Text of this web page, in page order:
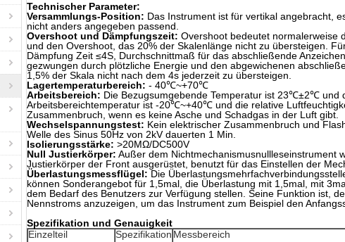
Technischer Parameter:
Versammlungs-Position: Das Instrument ist für vertikal angebracht,
nicht anders angegeben passend.
Overshoot und Dämpfungszeit: Overshoot bedeutet normalerweise
und den Overshoot, das 20% der Skalenlänge nicht zu übersteigen.
Dämpfung Zeit ≤4S, Durchschnittmaß für das abschließende
gezwungen durch plötzliche Energie und den abgewichenen
1,5% der Skala nicht nach dem 4s jederzeit zu übersteigen.
Lagertemperaturbereich: - 40℃~+70℃
Arbeitsbereich: Die Bezugsumgebende Temperatur ist 23℃±2℃ und
Arbeitsbereichtemperatur ist -20℃~+40℃ und die relative
Zusammenbruch, wenn es keine Asche und Schadgas in der Luft gibt.
Wechselspannungstest: Kein elektrischer Zusammenbruch und
Welle des Sinus 50Hz von 2kV dauerten 1 Min.
Isolierungsstärke: >20MΩ/DC500V
Null Justierkörper: Außer dem Nichtmechanismusnullleseinstrument
Justierkörper der Front ausgerüstet, benutzt für das Einstellen der
Überlastungsmessflügel: Die
können Sonderangebot für 1,5mal, die Überlastung mit 1,5mal, mit
dem Bedarf des Benutzers zur Verfügung stellen. Seine Funktion ist,
Nennstroms anzuzeigen, um das Instrument zum Beispiel den
Spezifikation und Genauigkeit
Einzelteil
Spezifikation Messbereich